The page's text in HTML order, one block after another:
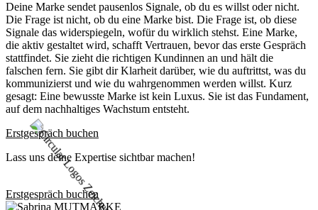
Deine Marke sendet pausenlos Signale, ob du es willst oder nicht.
Die Frage ist nicht, ob du eine Marke bist. Die Frage ist, ob diese
Signale das widerspiegeln, wofür du wirklich stehst. Eine Marke,
die aktiv gestaltet wird, schafft Vertrauen, bevor das erste Gespräch
stattfindet. Sie zieht die richtigen Kundinnen an und hält die
falschen fern. Sie gibt dir Klarheit darüber, wie du auftrittst, was du
kommunizierst und wie du wahrgenommen werden willst. Kurz
gesagt: Eine bewusste Marke ist kein Luxus. Sie ist das Fundament,
auf dem nachhaltiges Wachstum entsteht.
Erstgespräch buchen
Lass uns deine Expertise sichtbar machen!
Erstgespräch buchen